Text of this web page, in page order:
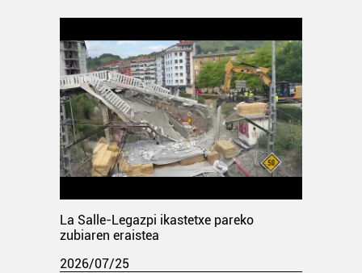
La Salle-Legazpi ikastetxe pareko
zubiaren eraistea
2026/07/25